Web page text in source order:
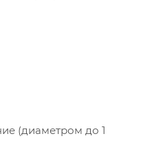
(диаметром до 1